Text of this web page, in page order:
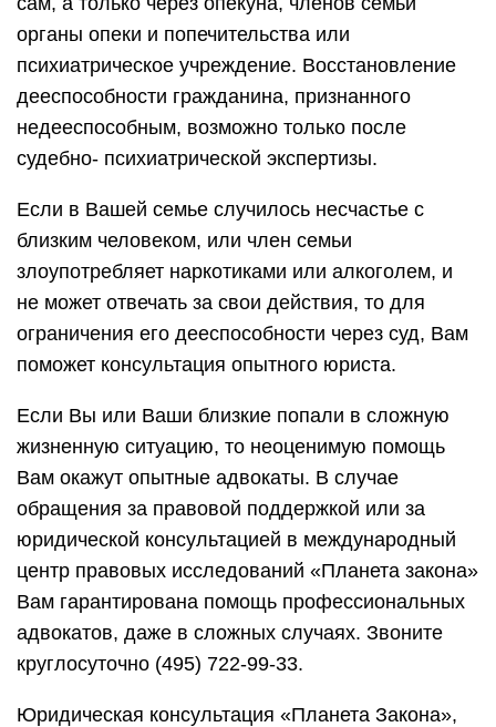
органы опеки и попечительства или
психиатрическое учреждение. Восстановление
дееспособности гражданина, признанного
недееспособным, возможно только после
судебно- психиатрической экспертизы.
Если в Вашей семье случилось несчастье с
близким человеком, или член семьи
злоупотребляет наркотиками или алкоголем, и
не может отвечать за свои действия, то для
ограничения его дееспособности через суд, Вам
поможет консультация опытного юриста.
Если Вы или Ваши близкие попали в сложную
жизненную ситуацию, то неоценимую помощь
Вам окажут опытные адвокаты. В случае
обращения за правовой поддержкой или за
юридической консультацией в международный
центр правовых исследований «Планета закона»
Вам гарантирована помощь профессиональных
адвокатов, даже в сложных случаях. Звоните
круглосуточно (495) 722-99-33.
Юридическая консультация «Планета Закона»,